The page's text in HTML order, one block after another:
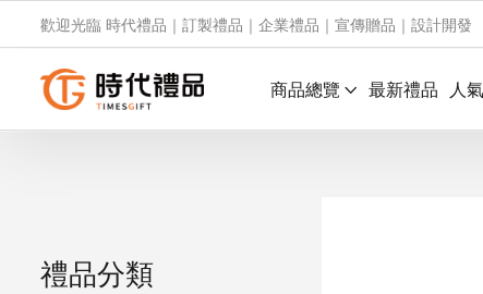
歡迎光臨 時代禮品｜訂製禮品｜企業禮品｜宣傳贈品｜設計開發
商品總覽 最新禮品 人
禮品分類